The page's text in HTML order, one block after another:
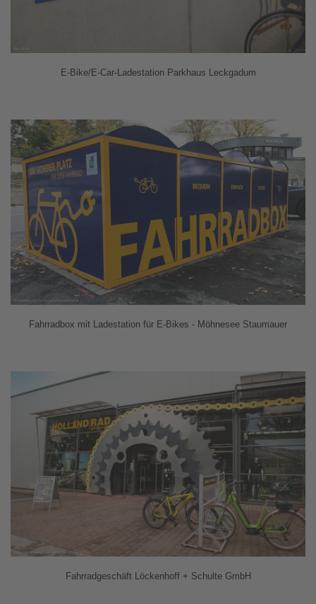
E-Bike/E-Car-Ladestation Parkhaus Leckgadum
Fahrradbox mit Ladestation für E-Bikes - Möhnesee Staumauer
Fahrradgeschäft Löckenhoff + Schulte GmbH